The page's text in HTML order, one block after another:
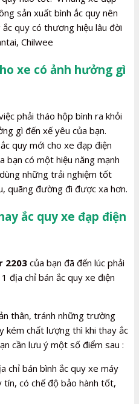
sản xuất bình ắc quy nên
quy có thương hiệu lâu đời
Chilwee
xe có ảnh hưởng gì
phải tháo hộp bình ra khỏi
gì đến xế yêu của bạn.
quy mới cho xe đạp điện
bạn có một hiệu năng mạnh
những trải nghiệm tốt
quãng đường đi được xa hơn.
ắc quy xe đạp điện
2203 của bạn đã đến lúc phải
địa chỉ bán ắc quy xe điện
thân, tránh những trường
kém chất lượng thì khi thay ắc
cần lưu ý một số điểm sau :
chỉ bán bình ắc quy xe máy
tín, có chế độ bảo hành tốt,